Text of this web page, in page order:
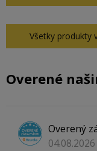
Všetky produkty
Overené
Overený
04.08.2026